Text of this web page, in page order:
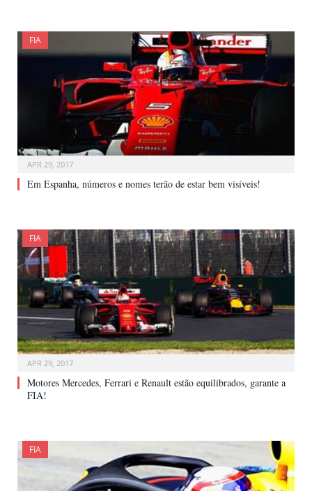
FIA
APR 29, 2017
Em Espanha, números e nomes terão de estar bem visíveis!
FIA
APR 29, 2017
Motores Mercedes, Ferrari e Renault estão equilibrados, garante a
FIA!
FIA